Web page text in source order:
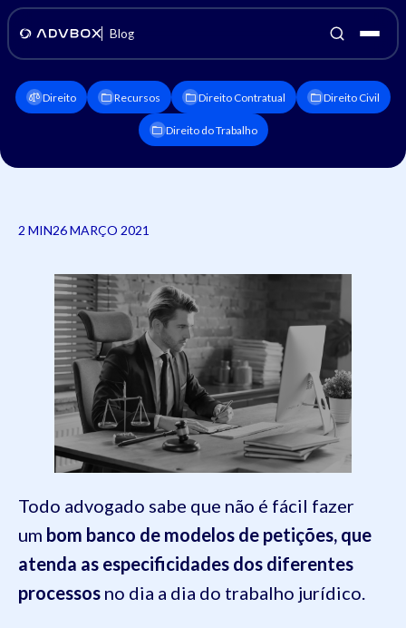
Blog
Direito Recursos Direito Contratual Direito Civil
Direito do Trabalho
2 MIN26 MARÇO 2021
Todo advogado sabe que não é fácil fazer
um bom banco de modelos de petições, que
atenda as especificidades dos diferentes
processos no dia a dia do trabalho jurídico.